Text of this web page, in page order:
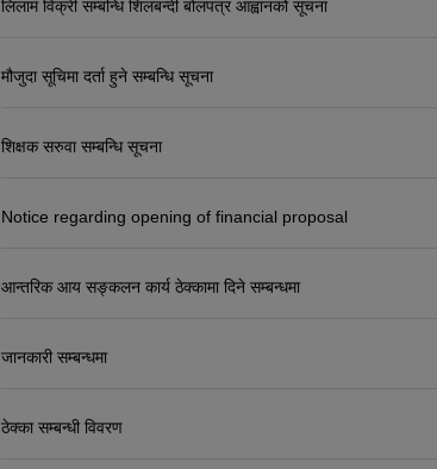
लिलाम विक्री सम्बन्धि शिलबन्दी बोलपत्र आह्वानको सूचना
मौजुदा सूचिमा दर्ता हुने सम्बन्धि सूचना
शिक्षक सरुवा सम्बन्धि सूचना
Notice regarding opening of financial proposal
आन्तरिक आय सङ्कलन कार्य ठेक्कामा दिने सम्बन्धमा
जानकारी सम्बन्धमा
ठेक्का सम्बन्धी विवरण